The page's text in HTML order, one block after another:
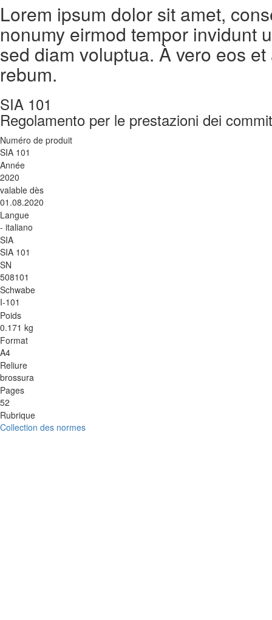
Lorem ipsum dolor sit amet,
nonumy eirmod tempor invidunt
sed diam voluptua. À vero eos
rebum.
SIA 101
Regolamento per le prestazioni dei
Numéro de produit
SIA 101
Année
2020
valable dès
01.08.2020
Langue
- italiano
SIA
SIA 101
SN
508101
Schwabe
I-101
Poids
0.171 kg
Format
A4
Reliure
brossura
Pages
52
Rubrique
Collection des normes